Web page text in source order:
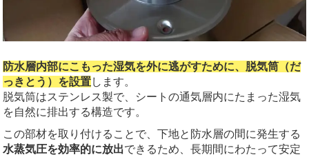
防水層内部にこもった湿気を外に逃がすために、脱気筒（だ
っきとう）を設置します。
脱気筒はステンレス製で、シートの通気層内にたまった湿気
を自然に排出する構造です。
この部材を取り付けることで、下地と防水層の間に発生する
水蒸気圧を効率的に放出できるため、長期間にわたって安定